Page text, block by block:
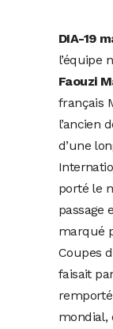
DIA-19
l’équipe
Faouzi
français
l’ancien
d’une
porté le
passage
marqué
Coupes
faisait
mondial,